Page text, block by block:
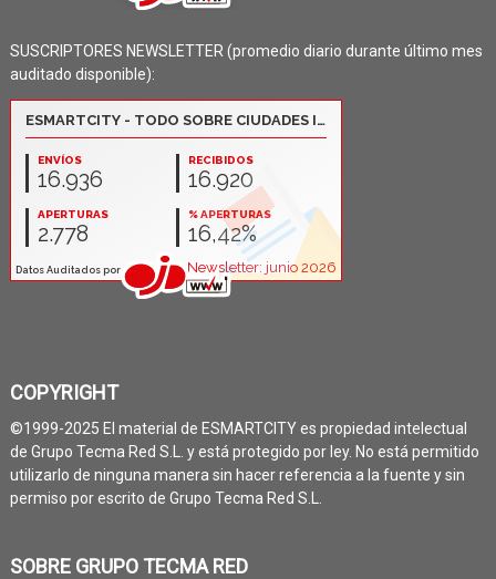
SUSCRIPTORES NEWSLETTER (promedio diario durante último mes
auditado disponible):
COPYRIGHT
©1999-2025 El material de ESMARTCITY es propiedad intelectual
de Grupo Tecma Red S.L. y está protegido por ley. No está permitido
utilizarlo de ninguna manera sin hacer referencia a la fuente y sin
permiso por escrito de Grupo Tecma Red S.L.
SOBRE GRUPO TECMA RED